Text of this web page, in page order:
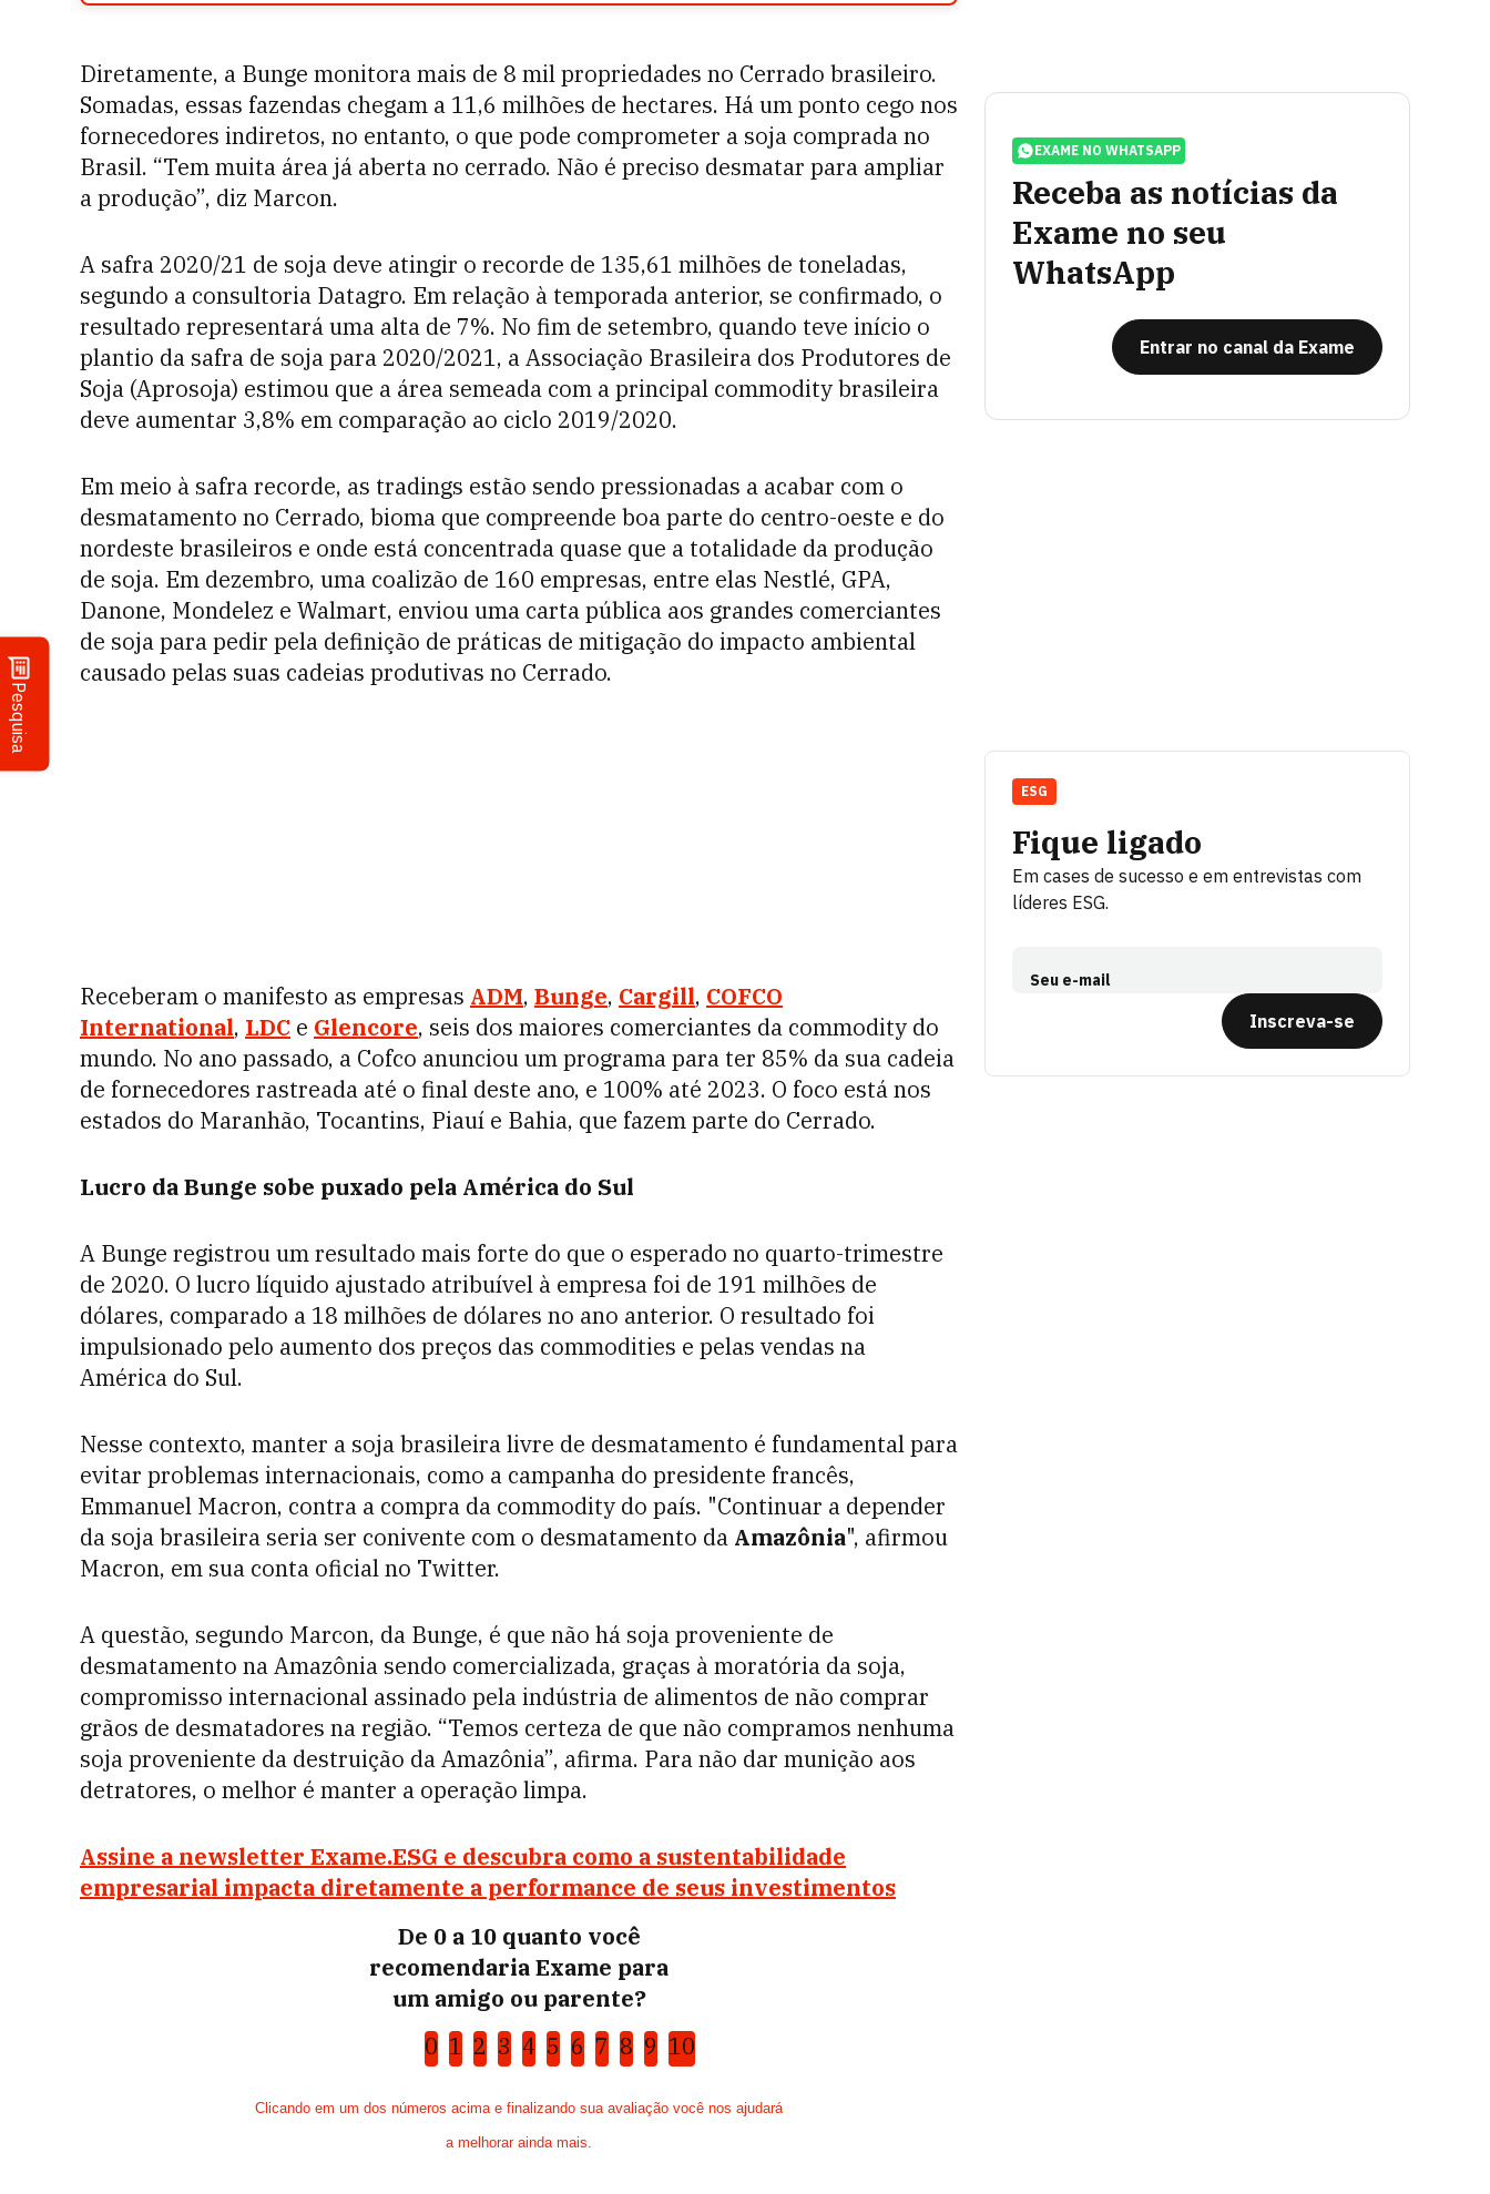
Pesquisa
Diretamente, a Bunge monitora mais de 8 mil propriedades no Cerrado brasileiro.
Somadas, essas fazendas chegam a 11,6 milhões de hectares. Há um ponto cego nos
fornecedores indiretos, no entanto, o que pode comprometer a soja comprada no
Brasil. “Tem muita área já aberta no cerrado. Não é preciso desmatar para ampliar
a produção”, diz Marcon.
A safra 2020/21 de soja deve atingir o recorde de 135,61 milhões de toneladas,
segundo a consultoria Datagro. Em relação à temporada anterior, se confirmado, o
resultado representará uma alta de 7%. No fim de setembro, quando teve início o
plantio da safra de soja para 2020/2021, a Associação Brasileira dos Produtores de
Soja (Aprosoja) estimou que a área semeada com a principal commodity brasileira
deve aumentar 3,8% em comparação ao ciclo 2019/2020.
Em meio à safra recorde, as tradings estão sendo pressionadas a acabar com o
desmatamento no Cerrado, bioma que compreende boa parte do centro-oeste e do
nordeste brasileiros e onde está concentrada quase que a totalidade da produção
de soja. Em dezembro, uma coalizão de 160 empresas, entre elas Nestlé, GPA,
Danone, Mondelez e Walmart, enviou uma carta pública aos grandes comerciantes
de soja para pedir pela definição de práticas de mitigação do impacto ambiental
causado pelas suas cadeias produtivas no Cerrado.
Receberam o manifesto as empresas ADM, Bunge, Cargill, COFCO
International, LDC e Glencore, seis dos maiores comerciantes da commodity do
mundo. No ano passado, a Cofco anunciou um programa para ter 85% da sua cadeia
de fornecedores rastreada até o final deste ano, e 100% até 2023. O foco está nos
estados do Maranhão, Tocantins, Piauí e Bahia, que fazem parte do Cerrado.
Lucro da Bunge sobe puxado pela América do Sul
A Bunge registrou um resultado mais forte do que o esperado no quarto-trimestre
de 2020. O lucro líquido ajustado atribuível à empresa foi de 191 milhões de
dólares, comparado a 18 milhões de dólares no ano anterior. O resultado foi
impulsionado pelo aumento dos preços das commodities e pelas vendas na
América do Sul.
Nesse contexto, manter a soja brasileira livre de desmatamento é fundamental para
evitar problemas internacionais, como a campanha do presidente francês,
Emmanuel Macron, contra a compra da commodity do país. "Continuar a depender
da soja brasileira seria ser conivente com o desmatamento da Amazônia", afirmou
Macron, em sua conta oficial no Twitter.
A questão, segundo Marcon, da Bunge, é que não há soja proveniente de
desmatamento na Amazônia sendo comercializada, graças à moratória da soja,
compromisso internacional assinado pela indústria de alimentos de não comprar
grãos de desmatadores na região. “Temos certeza de que não compramos nenhuma
soja proveniente da destruição da Amazônia”, afirma. Para não dar munição aos
detratores, o melhor é manter a operação limpa.
Assine a newsletter Exame.ESG e descubra como a sustentabilidade
empresarial impacta diretamente a performance de seus investimentos
De 0 a 10 quanto você
recomendaria Exame para
um amigo ou parente?
0 1 2 3 4 5 6 7 8 9 10
Clicando em um dos números acima e finalizando sua avaliação você nos ajudará
a melhorar ainda mais.
EXAME NO WHATSAPP
Receba as notícias da
Exame no seu
WhatsApp
Entrar no canal da Exame
Fique ligado
Em cases de sucesso e em entrevistas com
líderes ESG.
Seu e-mail
Inscreva-se
ESG